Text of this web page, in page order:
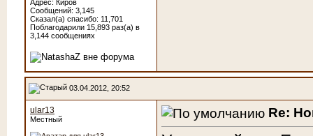
Адрес: Киров
Сообщений: 3,145
Сказал(а) спасибо: 11,701
Поблагодарили 15,893 раз(а) в
3,144 сообщениях
03.04.2012, 20:52
ular13
Местный Re: